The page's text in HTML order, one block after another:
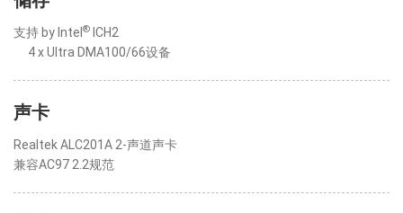
支持 by Intel ® ICH2
4 x Ultra DMA100/66设备
声卡
Realtek ALC201A 2-声道声卡
兼容AC97 2.2规范